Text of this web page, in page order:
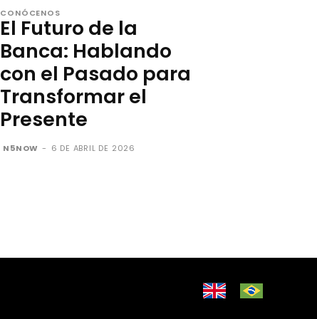
CONÓCENOS
El Futuro de la
Banca: Hablando
con el Pasado para
Transformar el
Presente
N5NOW - 6 DE ABRIL DE 2026